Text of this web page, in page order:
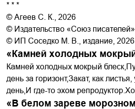
* * *
© Агеев С. К., 2026
© Издательство «Союз
© ИП Соседко М. В., издание, 2026
«Камней холодных
Камней холодных мокрый
день за горизонт,Закат, как
день,И где-то эхом
«В белом зареве